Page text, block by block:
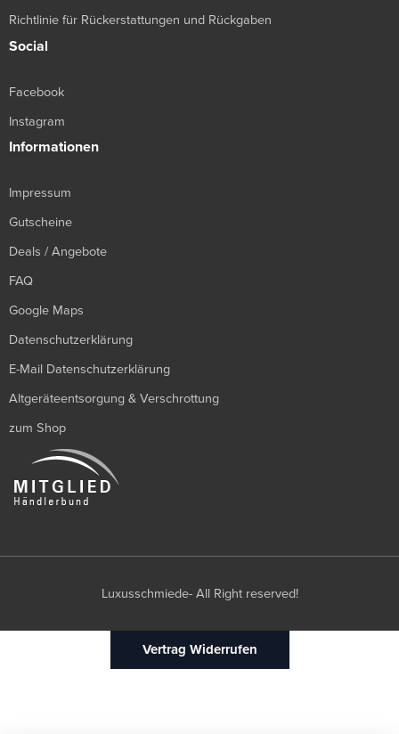
Richtlinie für Rückerstattungen und Rückgaben
Social
Facebook
Instagram
Informationen
Impressum
Gutscheine
Deals / Angebote
FAQ
Google Maps
Datenschutzerklärung
E-Mail Datenschutzerklärung
Altgeräteentsorgung & Verschrottung
zum Shop
Luxusschmiede- All Right reserved!
Vertrag Widerrufen